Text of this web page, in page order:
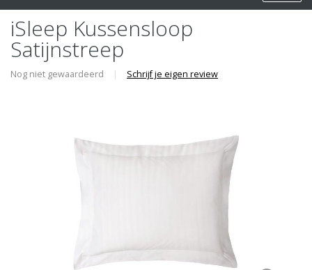
iSleep Kussensloop
Satijnstreep
Nog niet gewaardeerd | Schrijf je eigen review